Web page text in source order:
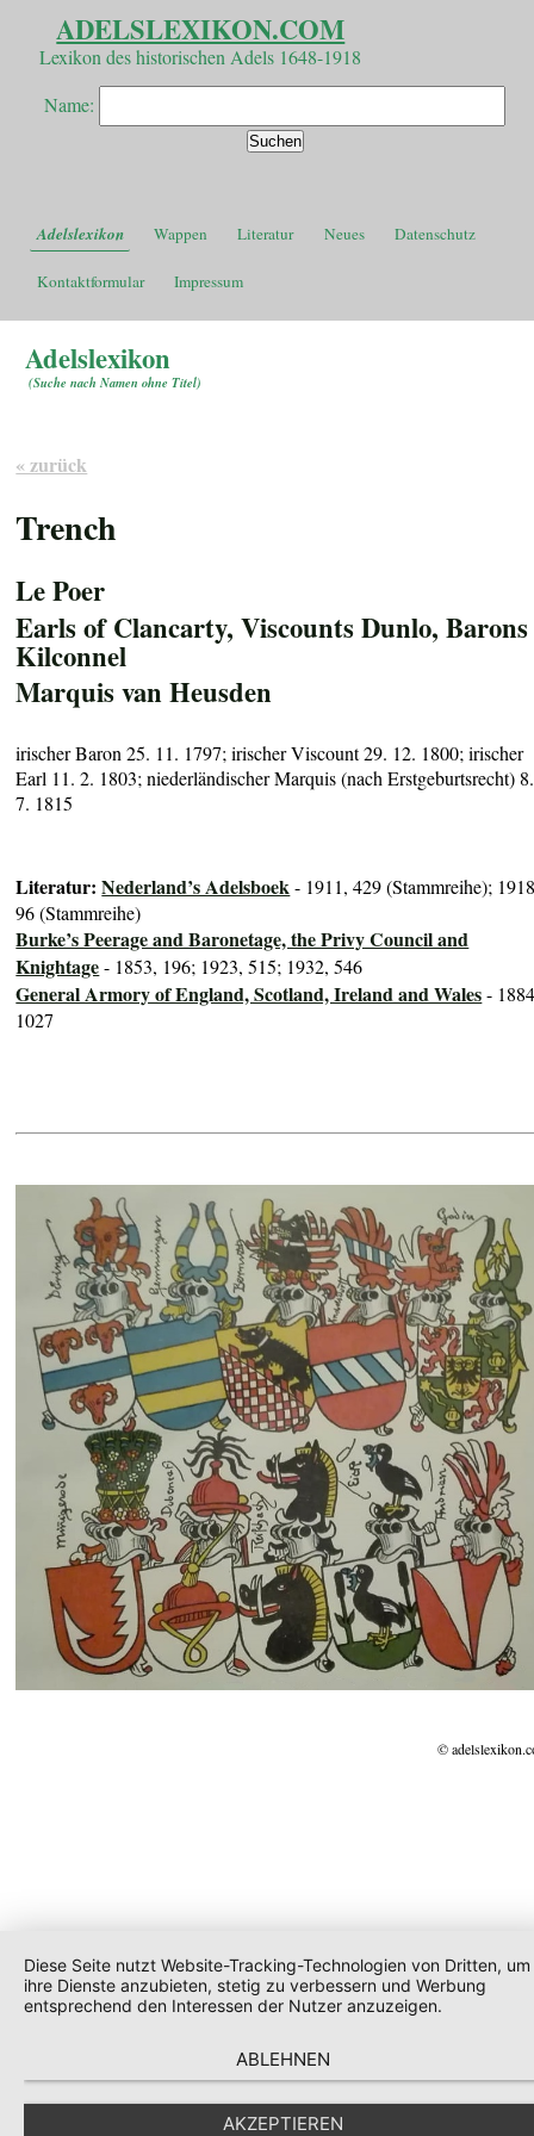
ADELSLEXIKON.COM
Lexikon des historischen Adels 1648-1918
Name:
Adelslexikon Wappen Literatur Neues Datenschutz
Kontaktformular Impressum
Adelslexikon
(Suche nach Namen ohne Titel)
« zurück
Trench
Le Poer
Earls of Clancarty, Viscounts Dunlo, Barons
Kilconnel
Marquis van Heusden
irischer Baron 25. 11. 1797; irischer Viscount 29. 12. 1800; irischer
Earl 11. 2. 1803; niederländischer Marquis (nach Erstgeburtsrecht) 8.
7. 1815
Literatur:Nederland’s Adelsboek- 1911, 429 (Stammreihe);
96 (Stammreihe)
Burke’s Peerage and Baronetage, the Privy Council and
Knightage- 1853, 196; 1923, 515; 1932, 546
General Armory of England, Scotland, Ireland and Wales-
1027
©
Diese Seite nutzt Website-Tracking-Technologien von Dritten, um
ihre Dienste anzubieten, stetig zu verbessern und Werbung
entsprechend den Interessen der Nutzer anzuzeigen.
ABLEHNEN
AKZEPTIEREN